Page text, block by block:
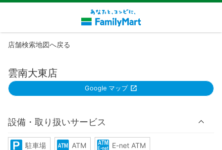
店舗検索地図へ戻る
雲南大東店
Google マップ
設備・取り扱いサービス
駐車場 ATM E-net ATM